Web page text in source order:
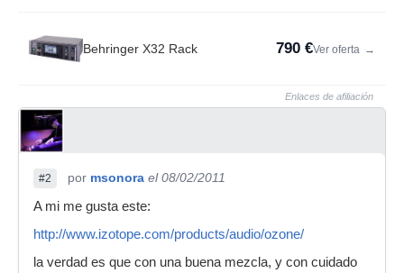
Behringer X32 Rack 790 €Ver oferta →
Enlaces de afiliación
#2 por msonora el 08/02/2011
A mi me gusta este:
http://www.izotope.com/products/audio/ozone/
la verdad es que con una buena mezcla, y con cuidado